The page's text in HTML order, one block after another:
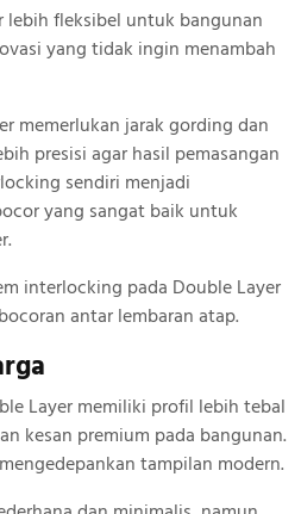
lebih fleksibel untuk bangunan
yang tidak ingin menambah
memerlukan jarak gording dan
presisi agar hasil pemasangan
sendiri menjadi
yang sangat baik untuk
interlocking pada Double Layer
antar lembaran atap.
Layer memiliki profil lebih tebal
kesan premium pada bangunan.
tampilan modern.